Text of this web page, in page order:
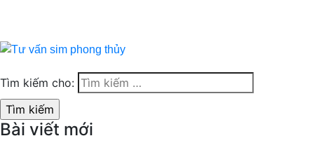
Tìm kiếm cho:
Bài viết mới